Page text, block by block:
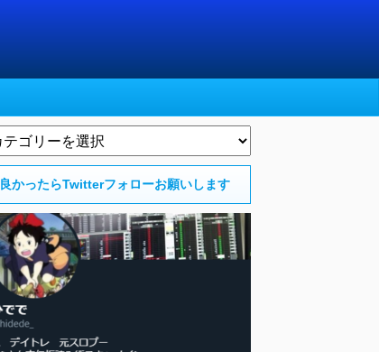
良かったらTwitterフォローお願いします